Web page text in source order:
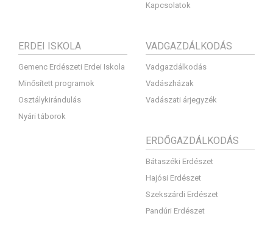
Kapcsolatok
ERDEI ISKOLA
Gemenc Erdészeti Erdei Iskola
Minősített programok
Osztálykirándulás
Nyári táborok
VADGAZDÁLKODÁS
Vadgazdálkodás
Vadászházak
Vadászati árjegyzék
ERDŐGAZDÁLKODÁS
Bátaszéki Erdészet
Hajósi Erdészet
Szekszárdi Erdészet
Pandúri Erdészet